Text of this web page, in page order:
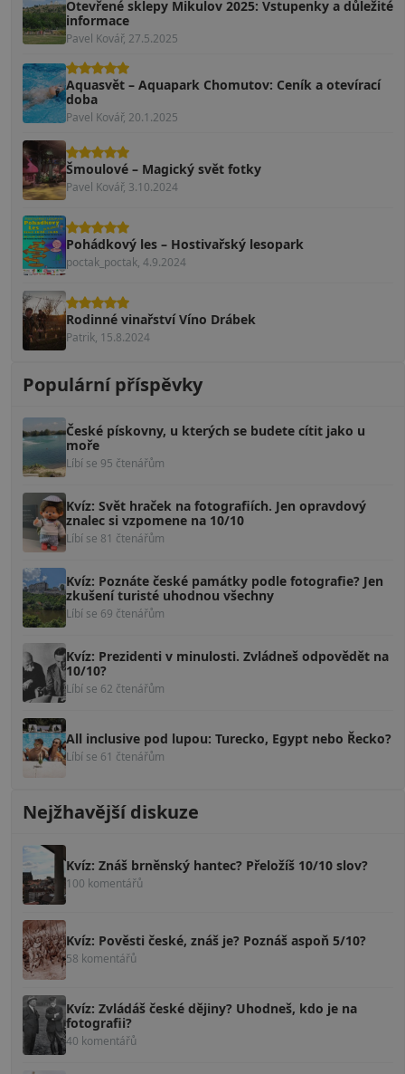
Otevřené sklepy Mikulov 2025: Vstupenky a důležité
informace
Pavel Kovář, 27.5.2025
Aquasvět – Aquapark Chomutov: Ceník a otevírací
doba
Pavel Kovář, 20.1.2025
Šmoulové – Magický svět fotky
Pavel Kovář, 3.10.2024
Pohádkový les – Hostivařský lesopark
poctak_poctak, 4.9.2024
Rodinné vinařství Víno Drábek
Patrik, 15.8.2024
Populární příspěvky
České pískovny, u kterých se budete cítit jako u
moře
Líbí se 95 čtenářům
Kvíz: Svět hraček na fotografiích. Jen opravdový
znalec si vzpomene na 10/10
Líbí se 81 čtenářům
Kvíz: Poznáte české památky podle fotografie? Jen
zkušení turisté uhodnou všechny
Líbí se 69 čtenářům
Kvíz: Prezidenti v minulosti. Zvládneš odpovědět na
10/10?
Líbí se 62 čtenářům
All inclusive pod lupou: Turecko, Egypt nebo Řecko?
Líbí se 61 čtenářům
Nejžhavější diskuze
Kvíz: Znáš brněnský hantec? Přeložíš 10/10 slov?
100 komentářů
Kvíz: Pověsti české, znáš je? Poznáš aspoň 5/10?
58 komentářů
Kvíz: Zvládáš české dějiny? Uhodneš, kdo je na
fotografii?
40 komentářů